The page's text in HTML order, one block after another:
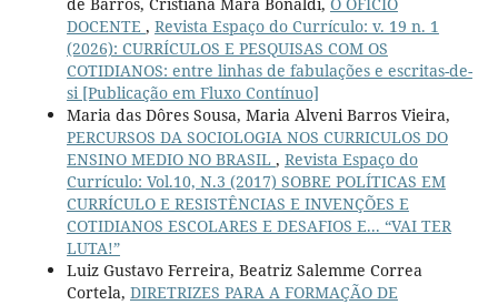
DOCENTE , Revista Espaço do Currículo: v. 19 n. 1
(2026): CURRÍCULOS E PESQUISAS COM OS
COTIDIANOS: entre linhas de fabulações e escritas-de-
si [Publicação em Fluxo Contínuo]
Maria das Dôres Sousa, Maria Alveni Barros Vieira,
PERCURSOS DA SOCIOLOGIA NOS CURRICULOS DO
ENSINO MEDIO NO BRASIL , Revista Espaço do
Currículo: Vol.10, N.3 (2017) SOBRE POLÍTICAS EM
CURRÍCULO E RESISTÊNCIAS E INVENÇÕES E
COTIDIANOS ESCOLARES E DESAFIOS E... “VAI TER
LUTA!”
Luiz Gustavo Ferreira, Beatriz Salemme Correa
Cortela, DIRETRIZES PARA A FORMAÇÃO DE